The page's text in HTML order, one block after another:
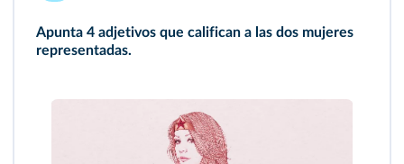
Apunta 4 adjetivos que califican a las dos mujeres
representadas.